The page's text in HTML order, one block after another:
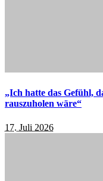
„Ich hatte das Gefühl,
rauszuholen wäre“
17. Juli 2026